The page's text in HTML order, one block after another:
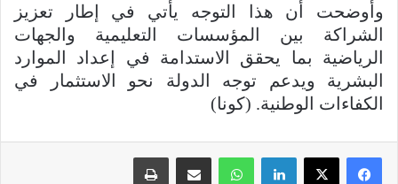
وأوضحت أن هذا التوجه يأتي في إطار تعزيز
الشراكة بين المؤسسات التعليمية والجهات
الرياضية بما يحقق الاستدامة في إعداد الموارد
البشرية ويدعم توجه الدولة نحو الاستثمار في
الكفاءات الوطنية. (كونا)
لينكدإن واتساب مشاركة عبر البريد طباعة